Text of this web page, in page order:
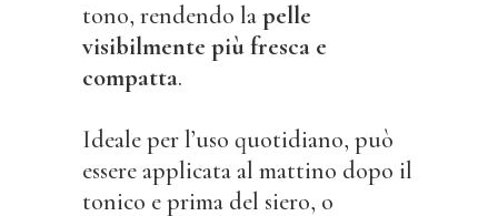
tono, rendendo lapelle
visibilmente più fresca e
compatta.
Ideale per l’uso quotidiano, può
essere applicata al mattino dopo il
tonico e prima del siero, o